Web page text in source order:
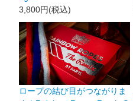
3,800円(税込)
ロープの結び目がつながりま